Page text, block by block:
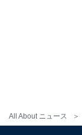
All About ニュース